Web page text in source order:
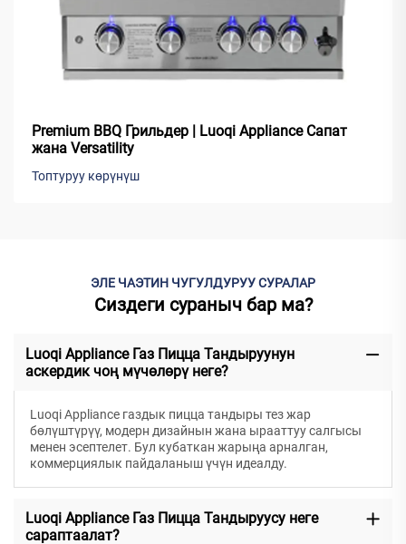
Premium BBQ Грильдер | Luoqi Appliance Сапат
жана Versatility
Топтуруу көрүнүш
ЭЛЕ ЧАЭТИН ЧУГУЛДУРУУ СУРАЛАР
Сиздеги сураныч бар ма?
Luoqi Appliance Газ Пицца Тандыруунун
аскердик чоң мүчөлөрү неге?
Luoqi Appliance газдык пицца тандыры тез жар
бөлүштүрүү, модерн дизайнын жана ырааттуу салгысы
менен эсептелет. Бул кубаткан жарыңа арналган,
коммерциялык пайдаланыш үчүн идеалду.
Luoqi Appliance Газ Пицца Тандыруусу неге
сараптаалат?